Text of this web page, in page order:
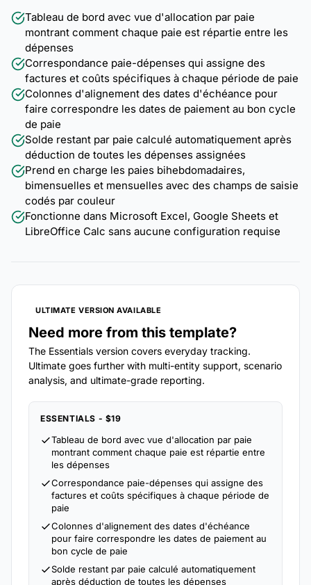
Tableau de bord avec vue d'allocation par paie
montrant comment chaque paie est répartie entre les
dépenses
Correspondance paie-dépenses qui assigne des
factures et coûts spécifiques à chaque période de paie
Colonnes d'alignement des dates d'échéance pour
faire correspondre les dates de paiement au bon cycle
de paie
Solde restant par paie calculé automatiquement après
déduction de toutes les dépenses assignées
Prend en charge les paies bihebdomadaires,
bimensuelles et mensuelles avec des champs de saisie
codés par couleur
Fonctionne dans Microsoft Excel, Google Sheets et
LibreOffice Calc sans aucune configuration requise
ULTIMATE VERSION AVAILABLE
Need more from this template?
The Essentials version covers everyday tracking.
Ultimate goes further with multi-entity support, scenario
analysis, and ultimate-grade reporting.
ESSENTIALS - $19
Tableau de bord avec vue d'allocation par paie
montrant comment chaque paie est répartie entre
les dépenses
Correspondance paie-dépenses qui assigne des
factures et coûts spécifiques à chaque période de
paie
Colonnes d'alignement des dates d'échéance
pour faire correspondre les dates de paiement au
bon cycle de paie
Solde restant par paie calculé automatiquement
après déduction de toutes les dépenses